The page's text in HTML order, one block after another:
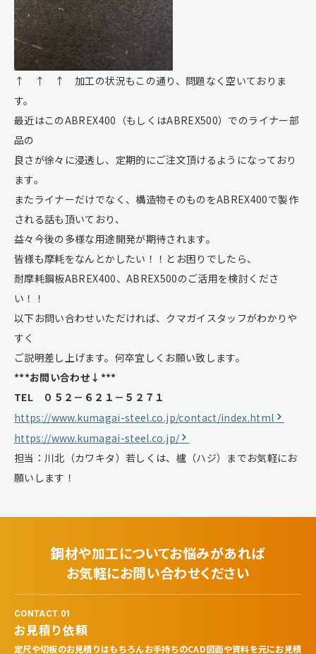
↑ ↑ ↑ 加工の状況もこの通り、問題なく空いておりま
す。
最近はこのABREX400（もしくはABREX500）でのライナー部
品の
良さが徐々に浸透し、定期的にご注文頂けるようになっており
ます。
またライナーだけでなく、構造物そのものをABREX400で製作
される話も頂いており、
益々今後の多様な用途開発が期待されます。
皆様も摩耗をなんとかしたい！！とお困りでしたら、
耐摩耗鋼板ABREX400、ABREX500のご活用を検討くださ
い！！
以下お問い合わせいただければ、クマガイスタッフがわかりや
すく
ご説明差し上げます。何卒宜しくお願い致します。
***お問い合わせ↓***
TEL ０５２－６２１－５２７１
https://www.kumagai-steel.co.jp/contact/index.html
https://www.kumagai-steel.co.jp/
担当：川北（カワキタ）若しくは、櫨（ハジ）までお気軽にお
願いします！
鋼材や加工についてお悩みがあれば
お気軽にお問い合わせください
CONTACT.01
お見積り依頼
定尺や切板のお見積りはもちろんお手持ちのCAD図面や資料を元にお見積